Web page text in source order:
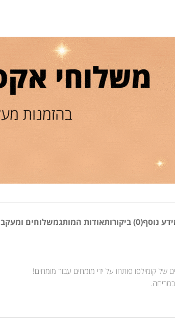
נוסף(0) ביקורות אודות המותגמשלוחים ומעקב
של קומילפו פותחו על ידי מומחים עבור מומחים!